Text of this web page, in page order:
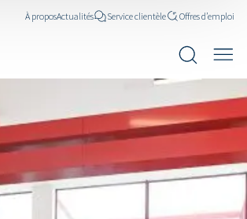
À proposActualités Service clientèle Offres d’emploi